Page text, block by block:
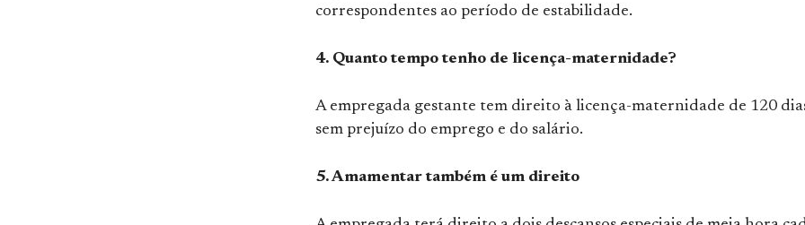
correspondentes ao período de estabilidade.
4. Quanto tempo tenho de licença-maternidade?
A empregada gestante tem direito à licença-maternidade de 120
sem prejuízo do emprego e do salário.
5. Amamentar também é um direito